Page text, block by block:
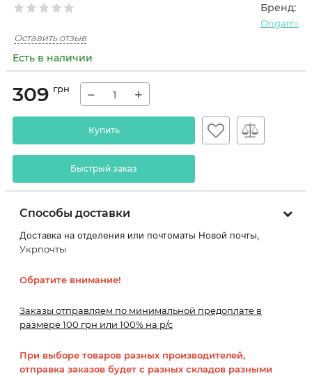
Бренд:
Origami
Оставить отзыв
Есть в наличии
309 грн − +
Купить
Быстрый заказ
Способы доставки
Доставка на отделения или почтоматы Новой почты,
Укрпочты
Обратите внимание!
Заказы отправляем по минимальной предоплате в
размере 100 грн или 100% на р/с
При выборе товаров разных производителей,
отправка заказов будет с разных складов разными